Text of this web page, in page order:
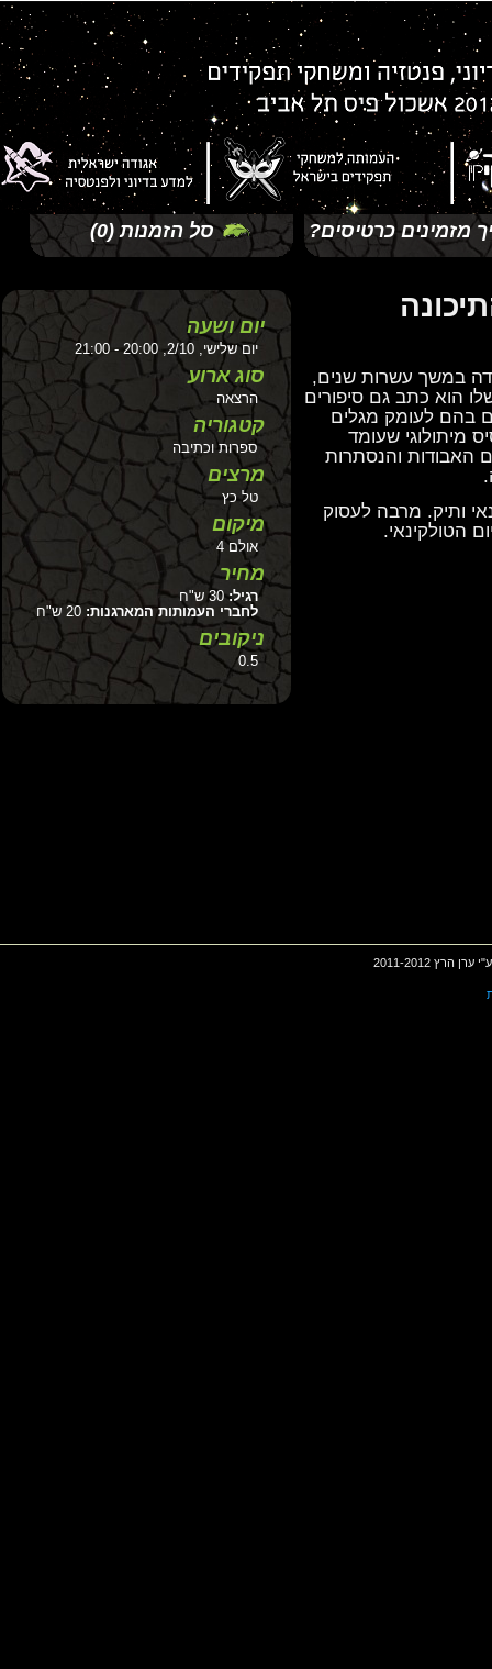
כרטיסים? סל הזמנות(0)
במשך עשרות שנים,
הוא כתב גם סיפורים
לעומק מגלים
שעומד
והנסתרות
ותיק. מרבה לעסוק
יום ושעה
יום שלישי, 2/10, 20:00 - 21:00
סוג ארוע
הרצאה
קטגוריה
ספרות וכתיבה
מרצים
טל כץ
מיקום
אולם 4
מחיר
רגיל:30 ש"ח
לחברי העמותות המארגנות:20 ש"ח
ניקובים
0.5
2012